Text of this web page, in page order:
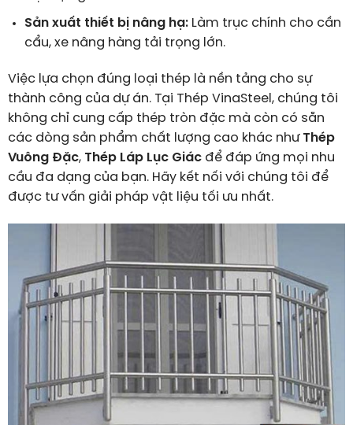
Sản xuất thiết bị nâng hạ:Làm trục chính cho cần
cẩu, xe nâng hàng tải trọng lớn.
Việc lựa chọn đúng loại thép là nền tảng cho sự
thành công của dự án. Tại Thép VinaSteel, chúng tôi
không chỉ cung cấp thép tròn đặc mà còn có sẵn
các dòng sản phẩm chất lượng cao khác như Thép
Vuông Đặc, Thép Láp Lục Giácđể đáp ứng mọi nhu
cầu đa dạng của bạn. Hãy kết nối với chúng tôi để
được tư vấn giải pháp vật liệu tối ưu nhất.